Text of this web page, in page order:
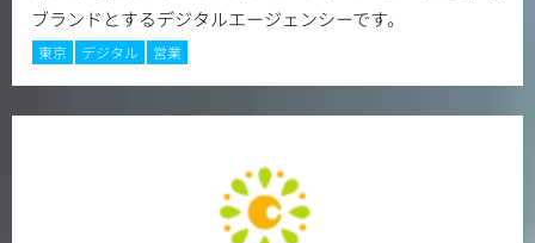
ブランドとするデジタルエージェンシーです。
東京 デジタル 営業